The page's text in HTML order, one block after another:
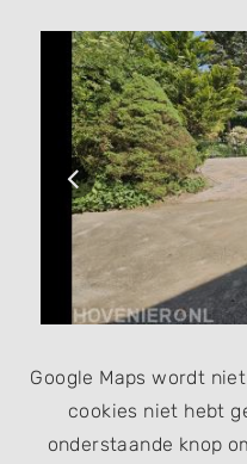
Google Maps wordt
cookies niet hebt
onderstaande knop